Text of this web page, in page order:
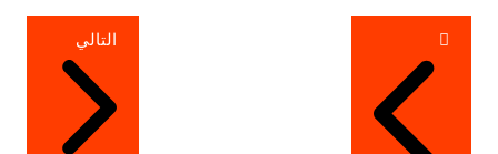
تصفّح
المقالات
التالي